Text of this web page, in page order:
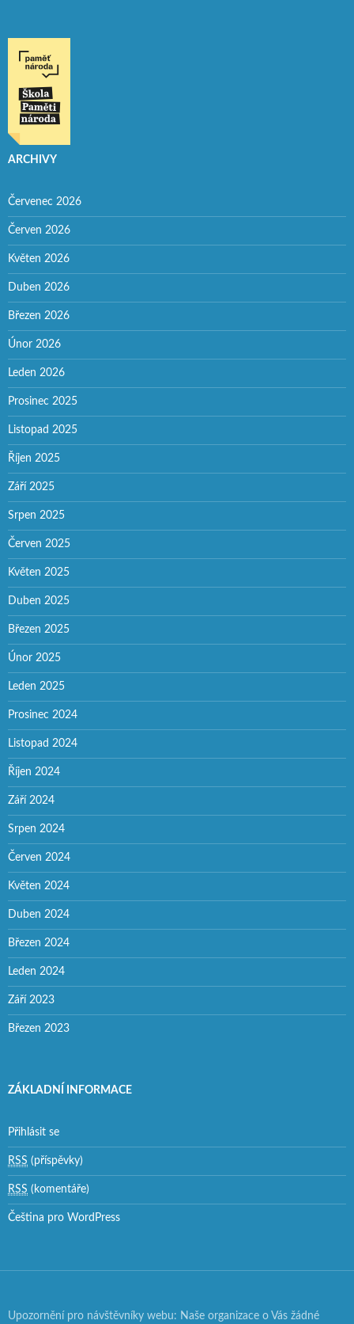
ARCHIVY
Červenec 2026
Červen 2026
Květen 2026
Duben 2026
Březen 2026
Únor 2026
Leden 2026
Prosinec 2025
Listopad 2025
Říjen 2025
Září 2025
Srpen 2025
Červen 2025
Květen 2025
Duben 2025
Březen 2025
Únor 2025
Leden 2025
Prosinec 2024
Listopad 2024
Říjen 2024
Září 2024
Srpen 2024
Červen 2024
Květen 2024
Duben 2024
Březen 2024
Leden 2024
Září 2023
Březen 2023
ZÁKLADNÍ INFORMACE
Přihlásit se
RSS (příspěvky)
RSS (komentáře)
Čeština pro WordPress
Upozornění pro návštěvníky webu: Naše organizace o Vás žádné